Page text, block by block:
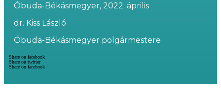
Óbuda-Békásmegyer, 2022. április
dr. Kiss László
Óbuda-Békásmegyer polgármestere
Share on facebook
Share on twitter
Share on facebook